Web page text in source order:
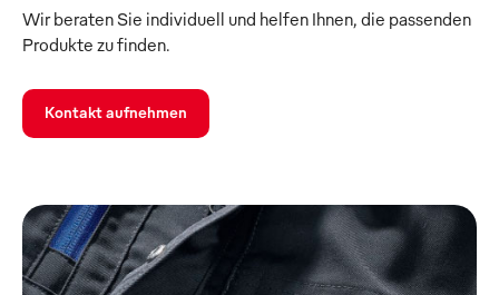
Wir beraten Sie individuell und helfen Ihnen, die passenden
Produkte zu finden.
Kontakt aufnehmen